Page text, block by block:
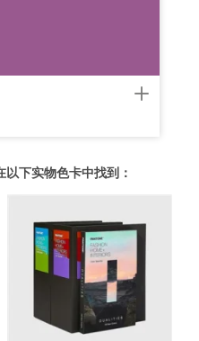
下实物色卡中找到：